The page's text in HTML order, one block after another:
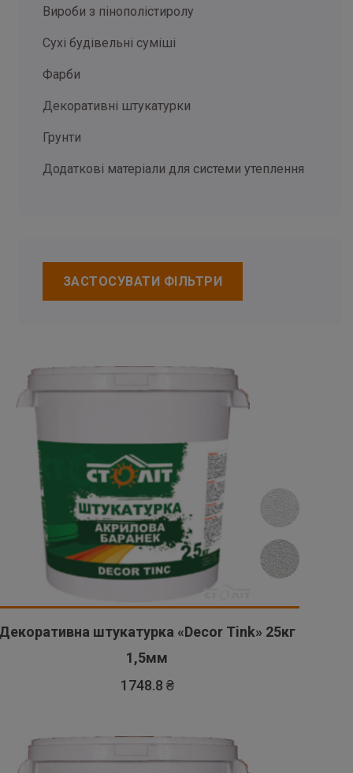
Вироби з пінополістиролу
Сухі будівельні суміші
Фарби
Декоративні штукатурки
Грунти
Додаткові матеріали для системи утеплення
ЗАСТОСУВАТИ ФІЛЬТРИ
штукатурка «Decor Tink» 25кг
1,5мм
1748.8 ₴